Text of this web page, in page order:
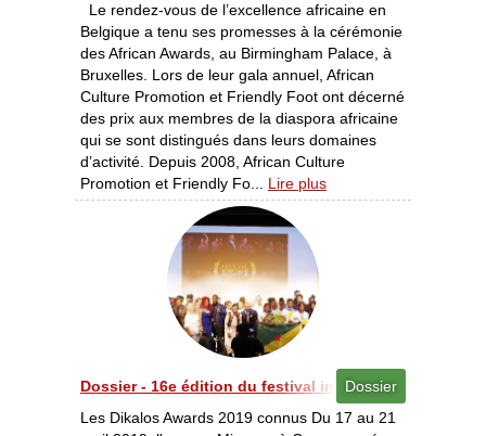
Le rendez-vous de l’excellence africaine en
Belgique a tenu ses promesses à la cérémonie
des African Awards, au Birmingham Palace, à
Bruxelles. Lors de leur gala annuel, African
Culture Promotion et Friendly Foot ont décerné
des prix aux membres de la diaspora africaine
qui se sont distingués dans leurs domaines
d’activité. Depuis 2008, African Culture
Promotion et Friendly Fo... Lire plus
Dossier
Dossier - 16e édition du festival international du film
Les Dikalos Awards 2019 connus Du 17 au 21